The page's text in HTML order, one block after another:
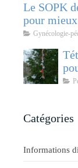
Le SOPK
pour
cette
Gynécologie-
Catégories
Informations